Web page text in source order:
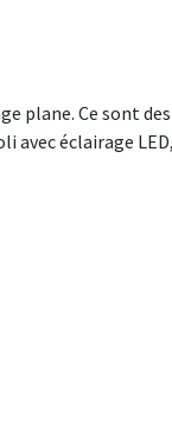
plane. Ce sont
éclairage